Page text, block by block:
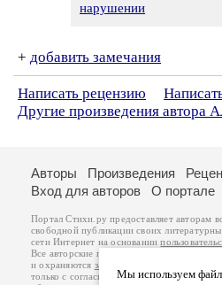
нарушении
+ добавить замечания
Написать рецензию
Другие произведения автора
Мы используем
Авторы Произведения
Вход для авторов
О портале
Портал Стихи.ру предоставляет авторам
свободной публикации своих
сети Интернет на основании
Все авторские права на произведения
и охраняются законом
. Перепечатка
только с согласия его автора, к которому